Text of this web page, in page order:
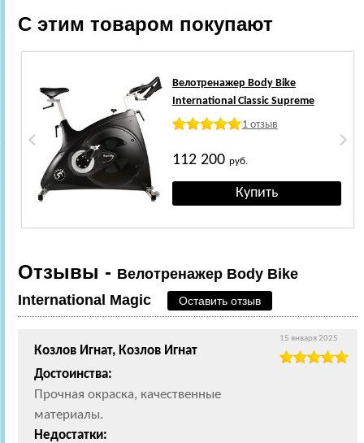
С этим товаром покупают
Велотренажер Body Bike
International Classic Supreme
1 отзыв
112 200 руб.
Отзывы - Велотренажер Body Bike
International Magic
Оставить отзыв
Козлов Игнат, Козлов Игнат
Достоинства:
Прочная окраска, качественные
материалы.
Недостатки:
15 января 2025